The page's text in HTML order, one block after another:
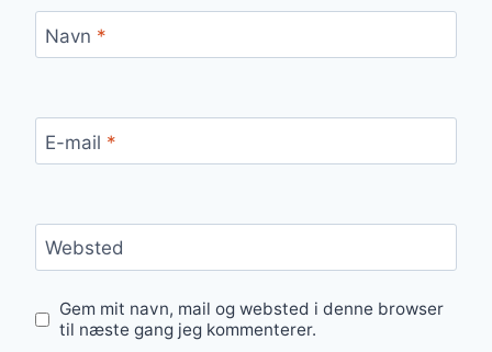
Navn *
E-mail *
Websted
Gem mit navn, mail og websted i denne browser
til næste gang jeg kommenterer.